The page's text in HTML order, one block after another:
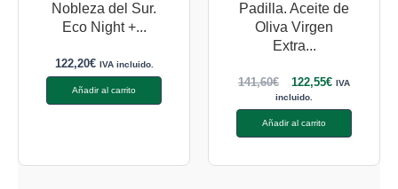
Nobleza del Sur.
Eco Night +...
122,20€ IVA incluido.
Añadir al carrito
Padilla. Aceite de
Oliva Virgen
Extra...
141,60€ 122,55€ IVA
incluido.
Añadir al carrito